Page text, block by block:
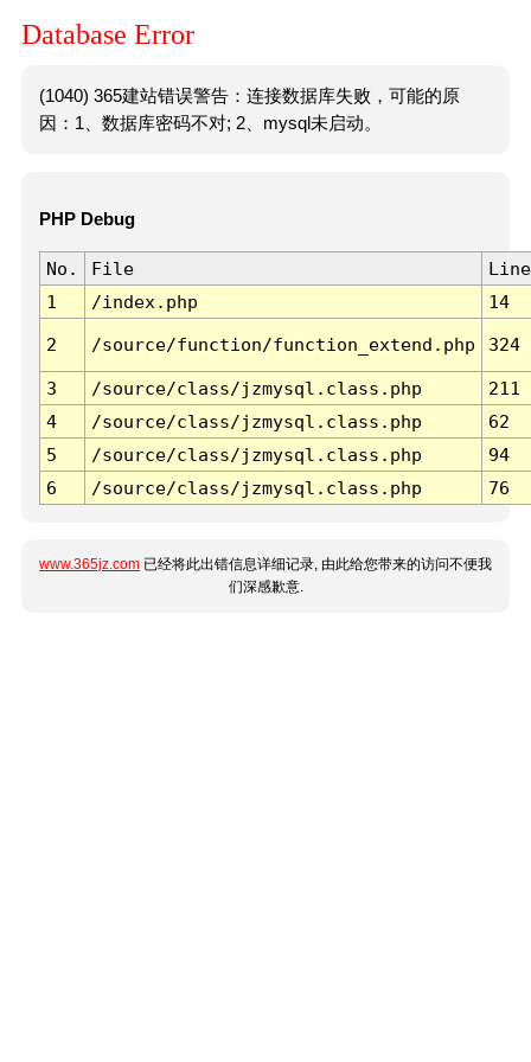
Database Error
(1040) 365建站错误警告：连接数据库失败，可能的原
因：1、数据库密码不对; 2、mysql未启动。
PHP Debug
No. File
Line
1
/index.php 14
2 /source/function/function_extend.php 324
3 /source/class/jzmysql.class.php
211
4
/source/class/jzmysql.class.php
62
5
/source/class/jzmysql.class.php
94
6
/source/class/jzmysql.class.php 76
www.365jz.com 已经将此出错信息详细记录, 由此给您带来的访问不便我
们深感歉意.